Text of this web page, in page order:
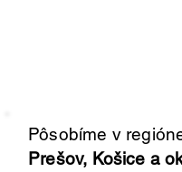
Pôsobíme v
Prešov, Košice a